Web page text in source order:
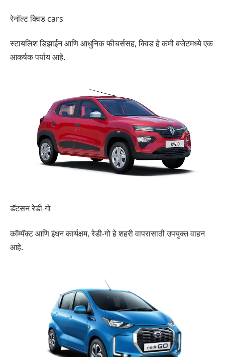
रेनॉल्ट क्विड cars
स्टायलिश डिझाईन आणि आधुनिक फीचर्ससह, क्विड हे कमी बजेटमध्ये एक
आकर्षक पर्याय आहे.​
डॅटसन रेडी-गो
कॉम्पॅक्ट आणि इंधन कार्यक्षम, रेडी-गो हे शहरी वापरासाठी उपयुक्त वाहन
आहे.​